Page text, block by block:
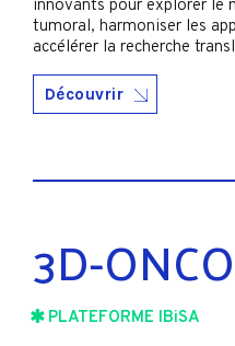
innovants pour explorer le
tumoral, harmoniser les
accélérer la recherche
Découvrir
3D-ONCO
PLATEFORME IBiSA